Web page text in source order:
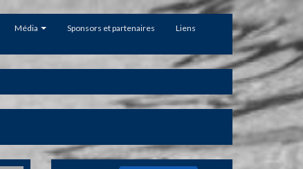
Média Sponsors et partenaires Liens